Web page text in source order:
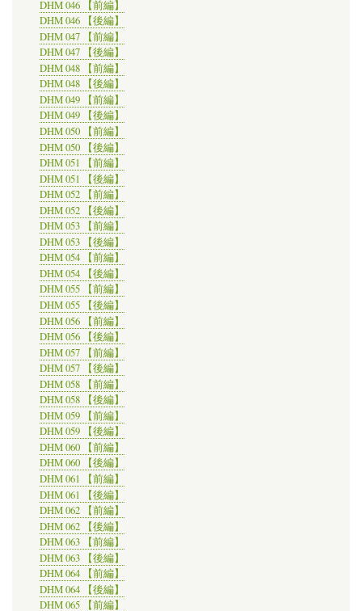
DHM 046 【前編】
DHM 046 【後編】
DHM 047 【前編】
DHM 047 【後編】
DHM 048 【前編】
DHM 048 【後編】
DHM 049 【前編】
DHM 049 【後編】
DHM 050 【前編】
DHM 050 【後編】
DHM 051 【前編】
DHM 051 【後編】
DHM 052 【前編】
DHM 052 【後編】
DHM 053 【前編】
DHM 053 【後編】
DHM 054 【前編】
DHM 054 【後編】
DHM 055 【前編】
DHM 055 【後編】
DHM 056 【前編】
DHM 056 【後編】
DHM 057 【前編】
DHM 057 【後編】
DHM 058 【前編】
DHM 058 【後編】
DHM 059 【前編】
DHM 059 【後編】
DHM 060 【前編】
DHM 060 【後編】
DHM 061 【前編】
DHM 061 【後編】
DHM 062 【前編】
DHM 062 【後編】
DHM 063 【前編】
DHM 063 【後編】
DHM 064 【前編】
DHM 064 【後編】
DHM 065 【前編】